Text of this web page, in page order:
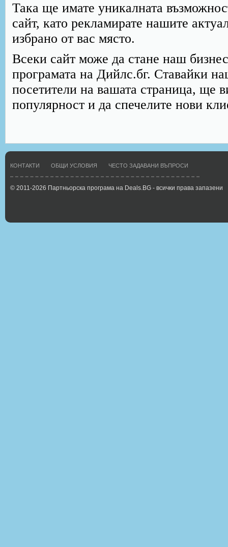
Така ще имате уникалната
сайт, като рекламирате нашите
избрано от вас място.
Всеки сайт може да стане наш
програмата на Дийлс.бг. Ставайки
посетители на вашата страница, ще
популярност и да спечелите нови
КОНТАКТИ ОБЩИ УСЛОВИЯ ЧЕСТО ЗАДАВАНИ ВЪПРОСИ
© 2011-2026 Партньорска програма на Deals.BG - всички права запазени